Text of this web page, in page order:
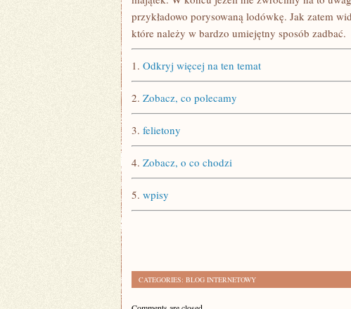
przykładowo porysowaną lodówkę. Jak zatem
które należy w bardzo umiejętny sposób zadbać.
1. Odkryj więcej na ten temat
2. Zobacz, co polecamy
3. felietony
4. Zobacz, o co chodzi
5. wpisy
CATEGORIES: BLOG INTERNETOWY